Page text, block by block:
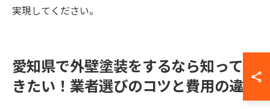
実現してください。
愛知県で外壁塗装をするなら知ってお
きたい！業者選びのコツと費用の違い